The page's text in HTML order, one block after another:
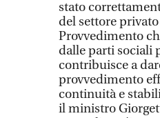
stato
del settore
Provvedimento
dalle parti sociali
contribuisce a
provvedimento
continuità e
il ministro